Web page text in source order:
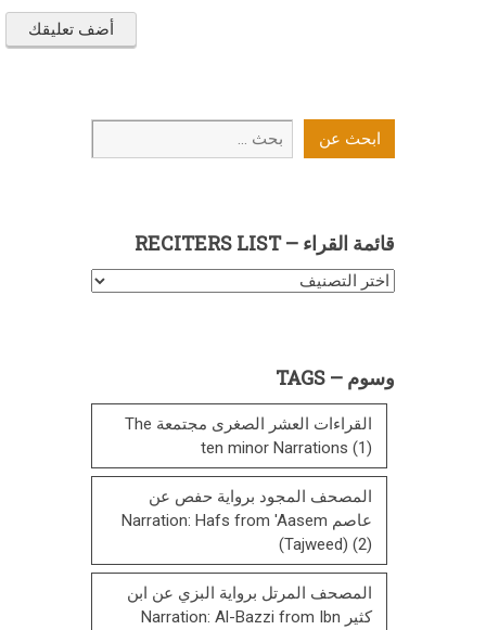
ابحث
عن
ابحث عن
قائمة القراء – RECITERS LIST
قائمة
List
وسوم – TAGS
القراءات العشر الصغرى مجتمعة The
ten minor Narrations (1)
المصحف المجود برواية حفص عن
عاصم Narration: Hafs from 'Aasem
(Tajweed) (2)
المصحف المرتل برواية البزي عن ابن
كثير Narration: Al-Bazzi from Ibn